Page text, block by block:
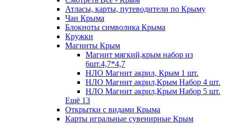
Атласы, карты, путеводители по Крыму
Чаи Крыма
Блокноты символика Крыма
Кружки
Магниты Крым
Магнит мягкий,крым набор из
6шт.4,7*4,7
НЛО Магнит акрил, Крым 1 шт.
НЛО Магнит акрил,Крым Набор 4 шт.
НЛО Магнит акрил,Крым Набор 5 шт.
Ещё 13
Открытки с видами Крыма
Карты игральные сувенирные Крым